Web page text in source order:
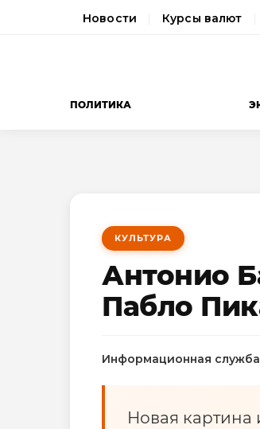
Новости Курсы валют
ПОЛИТИКА
КУЛЬТУРА
Антонио
Пабло
Информационная служба
Новая картина